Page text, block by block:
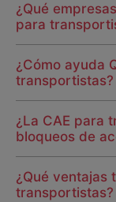
¿Qué
para
¿Cómo ayuda
transportistas?
¿La CAE para
bloqueos de
¿Qué ventajas
transportistas?